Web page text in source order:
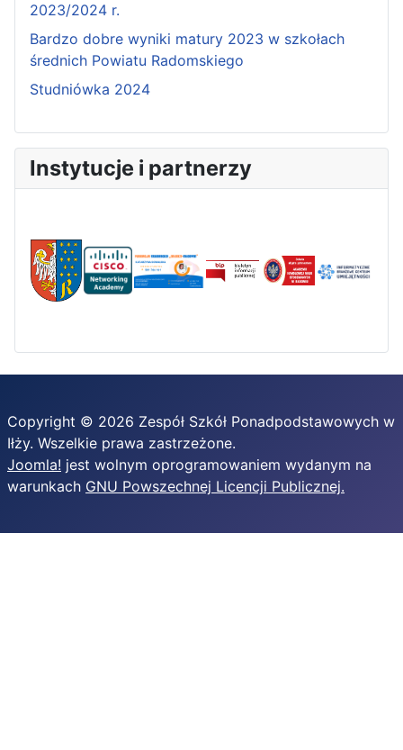
2023/2024 r.
Bardzo dobre wyniki matury 2023 w szkołach
średnich Powiatu Radomskiego
Studniówka 2024
Instytucje i partnerzy
Copyright © 2026 Zespół Szkół Ponadpodstawowych w
Iłży. Wszelkie prawa zastrzeżone.
Joomla! jest wolnym oprogramowaniem wydanym na
warunkach GNU Powszechnej Licencji Publicznej.